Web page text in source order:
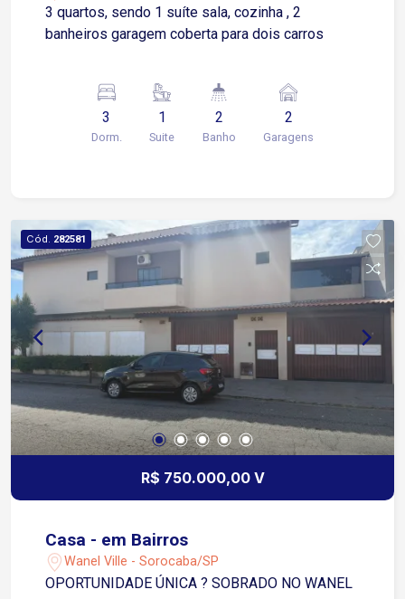
3 quartos, sendo 1 suíte sala, cozinha , 2
banheiros garagem coberta para dois carros
3
Dorm.
1
Suite
2
Banho
2
Garagens
Cód. 282581
R$ 750.000,00 V
Casa - em Bairros
Wanel Ville - Sorocaba/SP
OPORTUNIDADE ÚNICA ? SOBRADO NO WANEL